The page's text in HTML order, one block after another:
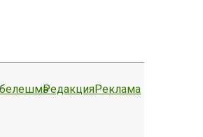
РедакцияРеклама